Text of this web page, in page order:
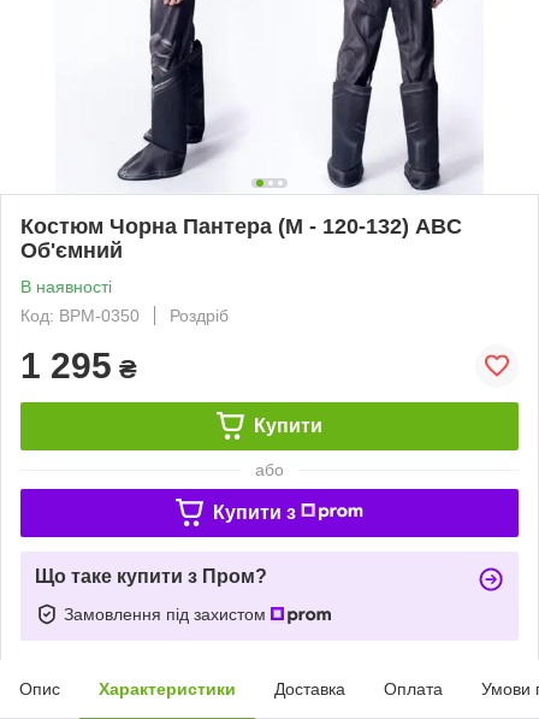
Костюм Чорна Пантера (М - 120-132) ABC
Об'ємний
В наявності
Код: BPM-0350
Роздріб
1 295 ₴
Купити
або
Купити з
Що таке купити з Пром?
Замовлення під захистом
Опис Характеристики Доставка Оплата Умови